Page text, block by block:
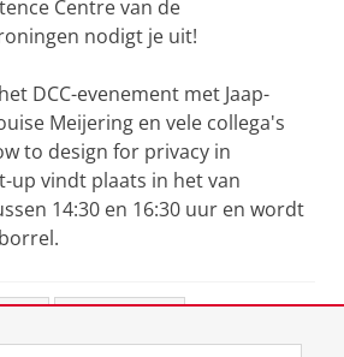
Centre van de
nodigt je uit!
DCC-evenement met Jaap-
Meijering en vele collega's
to design for privacy in
up vindt plaats in het van
14:30 en 16:30 uur en wordt